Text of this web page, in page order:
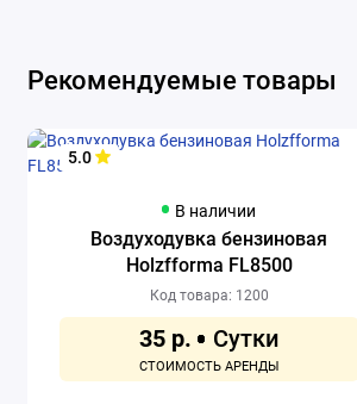
Рекомендуемые товары
5.0
В наличии
Воздуходувка бензиновая
Holzfforma FL8500
Код товара: 1200
35 р.